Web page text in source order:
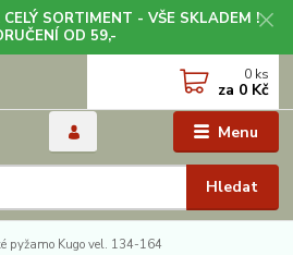
SORTIMENT - VŠE SKLADEM !
OD 59,-
Menu
Hledat
0 ks
za 0 Kč
pyžamo Kugo vel. 134-164